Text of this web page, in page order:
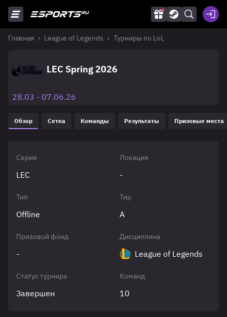
Главная League of Legends Турниры по LoL
LEC Spring 2026
28.03 - 07.06.26
Обзор Сетка Команды Результаты Призовые места
Серия
LEC
Локация
-
Тип
Offline
Тир
A
Призовой фонд
-
Дисциплина
League of Legends
Статус турнира
Завершен
Команд
10